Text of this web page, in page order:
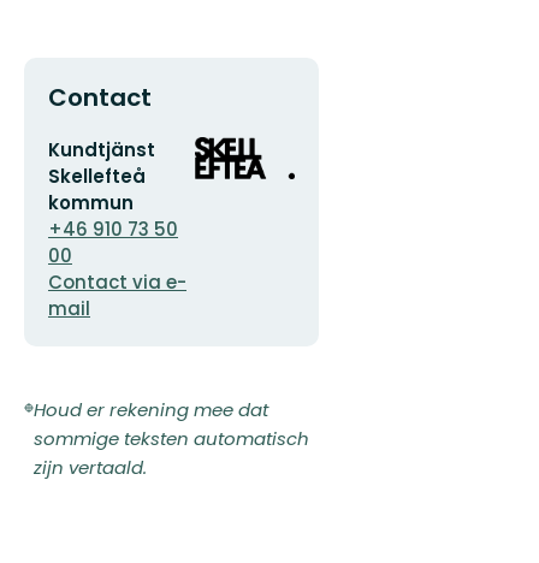
Contact
E-
mailadres
Kundtjänst
Skellefteå
kommun
+46 910 73 50
00
Contact via e-
mail
Organisatie-
logotype
Houd er rekening mee dat
sommige teksten automatisch
zijn vertaald.